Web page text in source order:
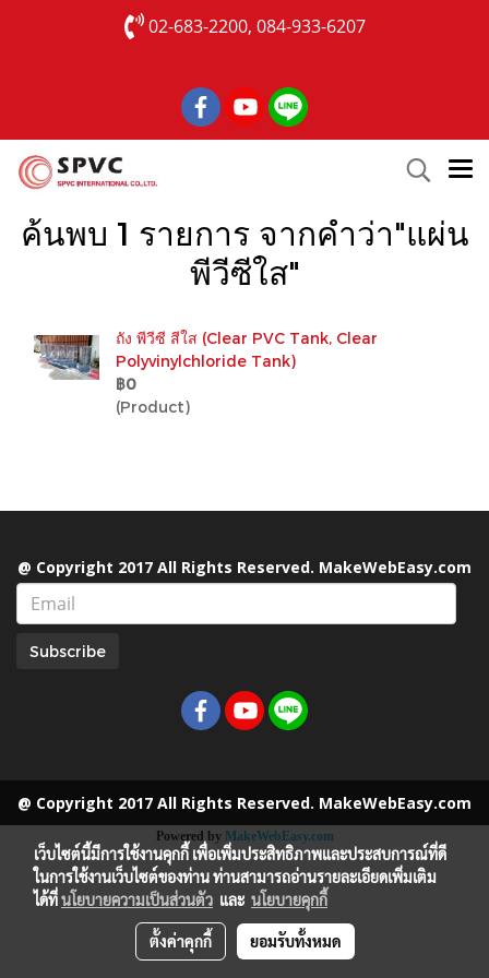
02-683-2200, 084-933-6207
ค้นพบ 1 รายการ จากคำว่า"แผ่น
พีวีซีใส"
ถัง พีวีซี สีใส (Clear PVC Tank, Clear
Polyvinylchloride Tank)
฿0
(Product)
@ Copyright 2017 All Rights Reserved. MakeWebEasy.com
Subscribe
@ Copyright 2017 All Rights Reserved. MakeWebEasy.com
Powered by MakeWebEasy.com
เว็บไซต์นี้มีการใช้งานคุกกี้ เพื่อเพิ่มประสิทธิภาพและประสบการณ์ที่ดี
ในการใช้งานเว็บไซต์ของท่าน ท่านสามารถอ่านรายละเอียดเพิ่มเติม
ได้ที่นโยบายความเป็นส่วนตัว และ นโยบายคุกกี้
ตั้งค่าคุกกี้ ยอมรับทั้งหมด